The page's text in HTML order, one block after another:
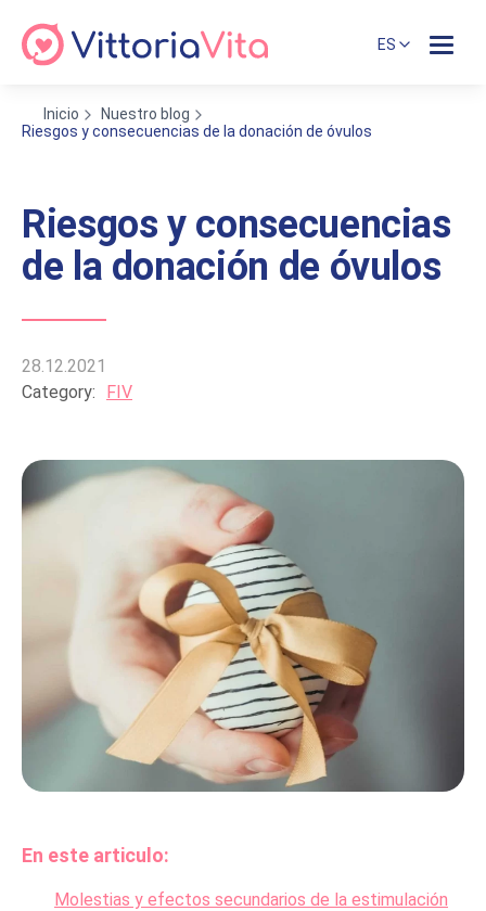
ES
Inicio
Nuestro blog
Riesgos y consecuencias de la donación de óvulos
Riesgos y consecuencias
de la donación de óvulos
28.12.2021
Category:
FIV
En este articulo:
Molestias y efectos secundarios de la estimulación